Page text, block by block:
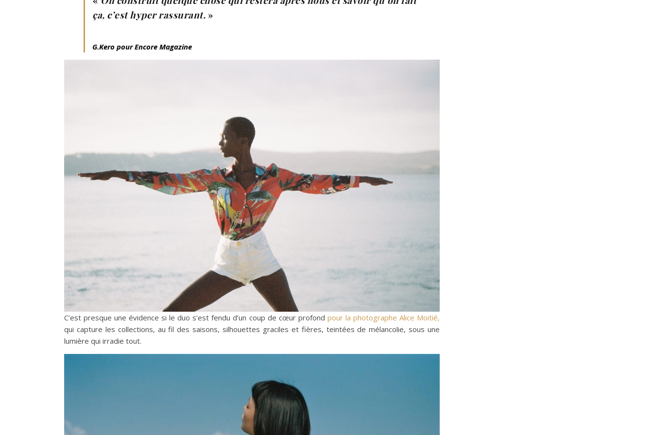
ça, c’est hyper rassurant. »
G.Kero pour Encore Magazine
C’est presque une évidence si le duo s’est fendu d’un coup de cœur profond pour la photographe Alice Moitié,
qui capture les collections, au fil des saisons, silhouettes graciles et fières, teintées de mélancolie, sous une
lumière qui irradie tout.